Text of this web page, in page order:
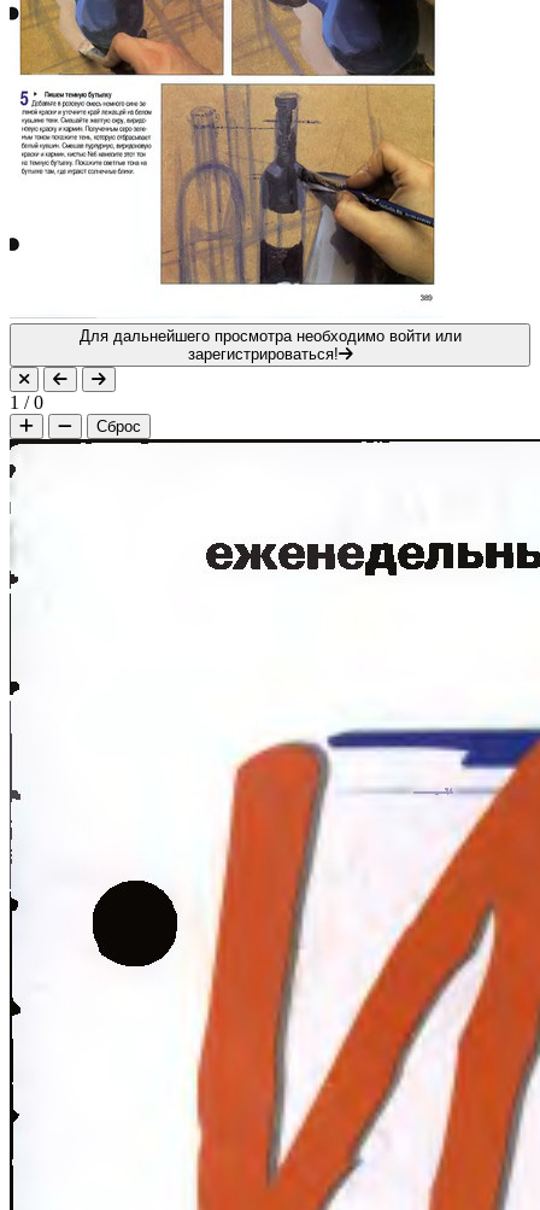
Для дальнейшего просмотра необходимо войти или
зарегистрироваться!
1 /0
Сброс